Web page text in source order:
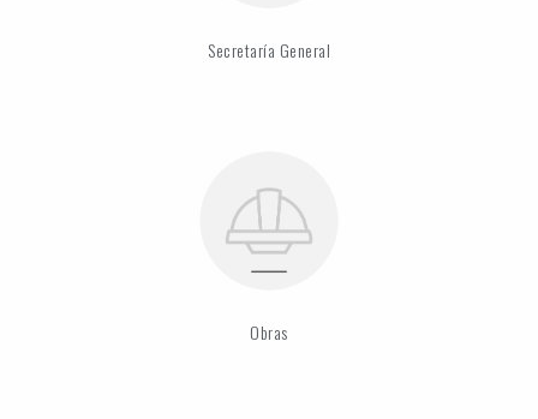
Secretaría General
Obras